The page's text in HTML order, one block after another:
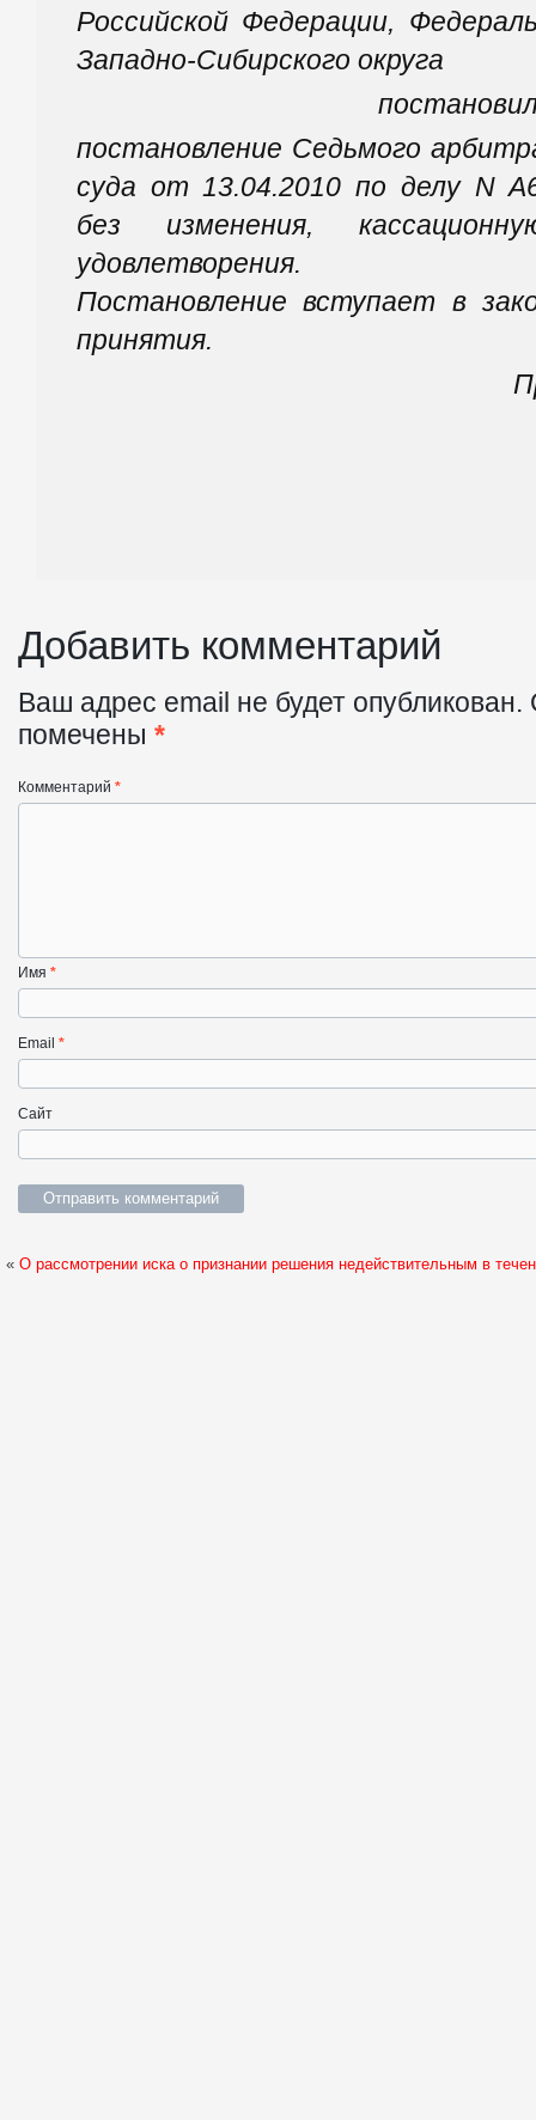
Российской Федерации,
Западно-Сибирского округа
постановление Седьмого
суда от 13.04.2010 по делу N
без изменения,
удовлетворения.
Постановление вступает в
принятия.
Добавить комментарий
Ваш адрес email не будет опубликован.
помечены *
Комментарий *
Имя *
Email *
Сайт
« О рассмотрении иска о признании решения недействительным в